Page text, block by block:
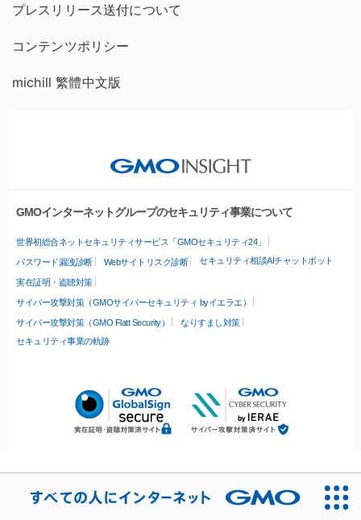
プレスリリース送付について
コンテンツポリシー
michill 繁體中文版
GMOインターネットグループのセキュリティ事業について
世界初総合ネットセキュリティサービス「GMOセキュリティ24」
パスワード漏洩診断 Webサイトリスク診断 セキュリティ相談AIチャットボット
実在証明・盗聴対策
サイバー攻撃対策（GMOサイバーセキュリティ byイエラエ）
サイバー攻撃対策（GMO Flatt Security）
なりすまし対策
セキュリティ事業の軌跡